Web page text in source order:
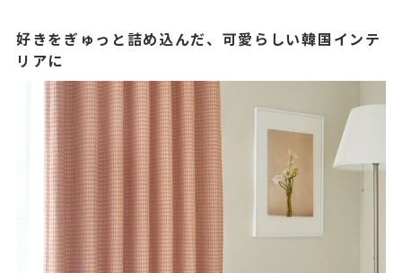
好きをぎゅっと詰め込んだ、可愛らしい韓国インテ
リアに